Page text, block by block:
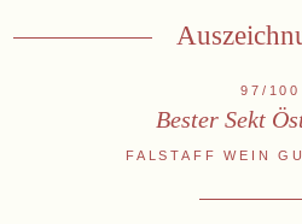
Team
Presse
97/100
Bester Sekt
FALSTAFF WEIN